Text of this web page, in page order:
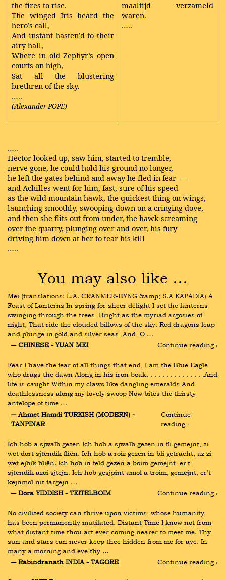
the fires to rise.
The winged Iris heard the
hero’s call,
And instant hasten’d to their
airy hall,
Where in old Zephyr’s open
courts on high,
Sat all the blustering
brethren of the sky.
…..
(Alexander POPE)
maaltijd verzameld
waren.
…..
…..
Hector looked up, saw him, started to tremble,
nerve gone, he could hold his ground no longer,
he left the gates behind and away he fled in fear —
and Achilles went for him, fast, sure of his speed
as the wild mountain hawk, the quickest thing on wings,
launching smoothly, swooping down on a cringing dove,
and then she flits out from under, the hawk screaming
over the quarry, plunging over and over, his fury
driving him down at her to tear his kill
…..
You may also like …
Mei (translations: L.A. CRANMER-BYNG &amp; S.A KAPADIA) A
Feast of Lanterns In spring for sheer delight I set the lanterns
swinging through the trees, Bright as the myriad argosies of
night, That ride the clouded billows of the sky. Red dragons leap
and plunge in gold and silver seas, And, O …
― CHINESE - YUAN MEI
Continue reading ›
Fear I have the fear of all things that end, I am the Blue Eagle
who drags the dawn Along in his iron beak. . . . . . . . . . . . . . .And
life is caught Within my claws like dangling emeralds And
deathlessness along my lovely swoop Now bites the thirsty
antelope of time …
― Ahmet Hamdi TURKISH (MODERN) -
TANPINAR
Continue
reading ›
Ich hob a sjwalb gezen Ich hob a sjwalb gezen in fli gemejnt, zi
wet dort sjtendik fliën. Ich hob a roiz gezen in bli getracht, az zi
wet ejbik bliën. Ich hob in feld gezen a boim gemejnt, er't
sjtendik azoi sjtejn. Ich hob gesjpint amol a troim, gemejnt, er't
kejnmol nit fargejn …
― Dora YIDDISH - TEITELBOIM
Continue reading ›
No civilized society can thrive upon victims, whose humanity
has been permanently mutilated. Distant Time I know not from
what distant time thou art ever coming nearer to meet me. Thy
sun and stars can never keep thee hidden from me for aye. In
many a morning and eve thy …
― Rabindranath INDIA - TAGORE
Continue reading ›